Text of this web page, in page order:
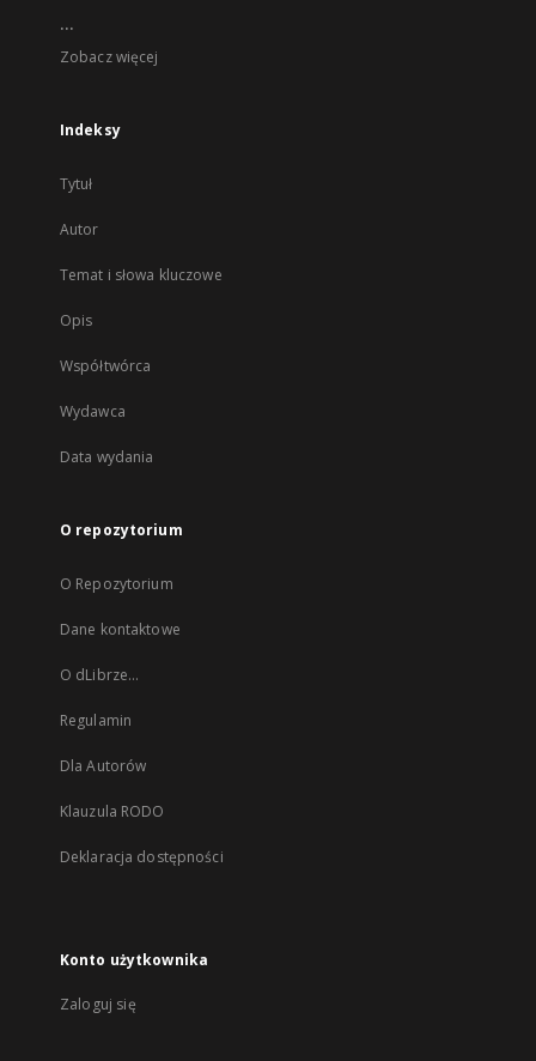
...
Zobacz więcej
Indeksy
Tytuł
Autor
Temat i słowa kluczowe
Opis
Współtwórca
Wydawca
Data wydania
O repozytorium
O Repozytorium
Dane kontaktowe
O dLibrze...
Regulamin
Dla Autorów
Klauzula RODO
Deklaracja dostępności
Konto użytkownika
Zaloguj się